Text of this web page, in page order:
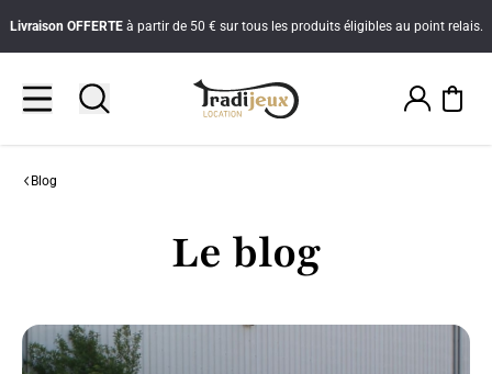
Livraison OFFERTEà partir de 50 € sur tous les produits éligibles au point relais.
Blog
Le blog